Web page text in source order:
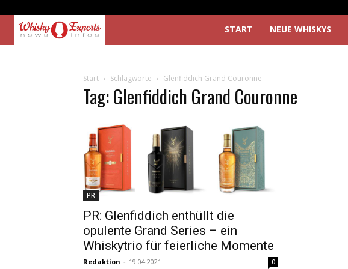
START NEUE WHISKYS
Start Schlagworte Glenfiddich Grand Couronne
Tag: Glenfiddich Grand Couronne
PR
PR: Glenfiddich enthüllt die
opulente Grand Series – ein
Whiskytrio für feierliche Momente
Redaktion - 19.04.2021 0